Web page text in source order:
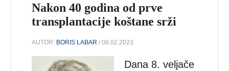
Nakon 40 godina od prve
transplantacije koštane srži
AUTOR: BORIS LABAR / 08.02.2023.
Dana 8. veljače